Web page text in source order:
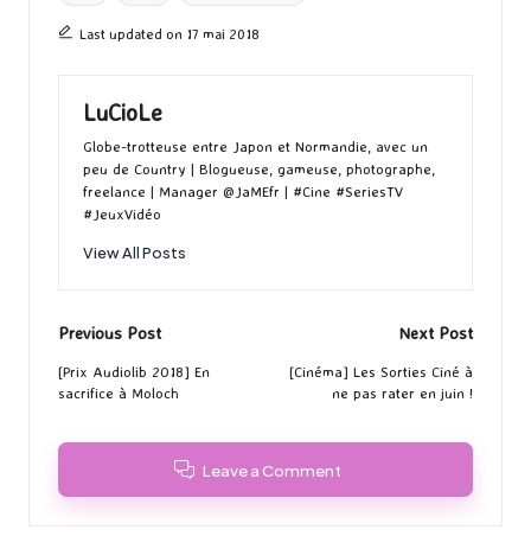
Last updated on 17 mai 2018
LuCioLe
Globe-trotteuse entre Japon et Normandie, avec un
peu de Country | Blogueuse, gameuse, photographe,
freelance | Manager @JaMEfr | #Cine #SeriesTV
#JeuxVidéo
View All Posts
Post
navigation
Previous Post
[Prix Audiolib 2018] En
sacrifice à Moloch
Next Post
[Cinéma] Les Sorties Ciné à
ne pas rater en juin !
Leave a Comment